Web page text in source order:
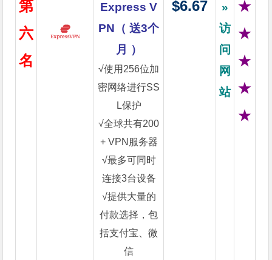
第
六
名
Express V
PN（ 送3个
月 ）
√使用256位加
密网络进行SS
L保护
√全球共有200
+ VPN服务器
√最多可同时
连接3台设备
√提供大量的
付款选择，包
括支付宝、微
信
$6.67
»
访
问
网
站
★
★
★
★
★